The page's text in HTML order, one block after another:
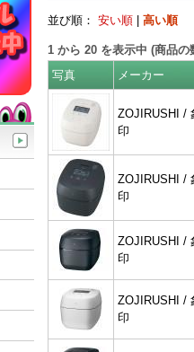
並び順： 安い順 高い順
1 から 20 を表示中 (商品
写真
メーカー
ZOJIRUSHI /
印
ZOJIRUSHI /
印
ZOJIRUSHI /
印
ZOJIRUSHI /
印